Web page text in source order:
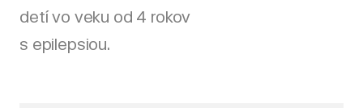
detí vo veku od 4 rokov
s epilepsiou.